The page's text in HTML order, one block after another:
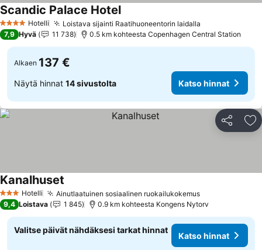
4 Tähtiluokitus
Hotelli Loistava sijainti Raatihuoneentorin laidalla
Scandic Palace Hotel
7,9 Hyvä 11 738 0.5 km kohteesta Copenhagen Central Station
Alkaen 137 €
Näytä hinnat 14 sivustolta Katso hinnat
Jaa
3 Tähtiluokitus
Hotelli Ainutlaatuinen sosiaalinen ruokailukokemus
Kanalhuset
9,4 Loistava 1 845 0.9 km kohteesta Kongens Nytorv
Valitse päivät nähdäksesi tarkat hinnat
Katso hinnat